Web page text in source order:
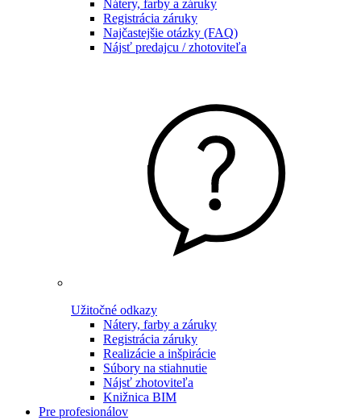
Nátery, farby a záruky
Registrácia záruky
Najčastejšie otázky (FAQ)
Nájsť predajcu / zhotoviteľa
Užitočné odkazy
Nátery, farby a záruky
Registrácia záruky
Realizácie a inšpirácie
Súbory na stiahnutie
Nájsť zhotoviteľa
Knižnica BIM
Pre profesionálov